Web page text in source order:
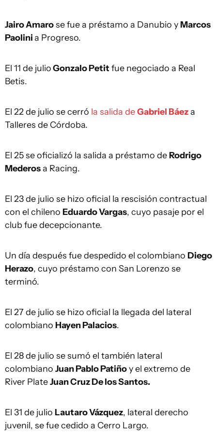
Jairo Amarose fue a préstamo a Danubio y Marcos
Paolinia Progreso.
El 11 de julioGonzalo Petit fue negociado a Real
Betis.
El 22 de julio se cerró la salida deGabriel Báeza
Talleres de Córdoba.
El 25 se oficializó la salida a préstamo deRodrigo
Mederosa Racing.
El 23 de julio se hizo oficial la rescisión contractual
con el chileno Eduardo Vargas, cuyo pasaje por el
club fue decepcionante.
Un día después fue despedido el colombiano Diego
Herazo, cuyo préstamo con San Lorenzo se
terminó.
El 27 de julio se hizo oficial la llegada del lateral
colombiano Hayen Palacios.
El 28 de julio se sumó el también lateral
colombiano Juan Pablo Patiñoy el extremo de
River PlateJuan Cruz De los Santos.
El 31 de julio Lautaro Vázquez, lateral derecho
juvenil, se fue cedido a Cerro Largo.